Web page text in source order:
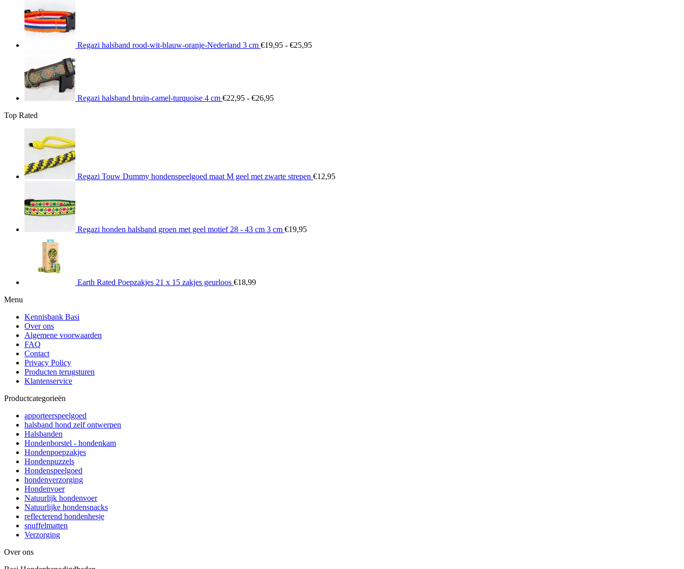
Regazi halsband rood-wit-blauw-oranje-Nederland 3 cm €19,95 - €25,95
Regazi halsband bruin-camel-turquoise 4 cm €22,95 - €26,95
Top Rated
Regazi Touw Dummy hondenspeelgoed maat M geel met zwarte strepen €12,95
Regazi honden halsband groen met geel motief 28 - 43 cm 3 cm €19,95
Earth Rated Poepzakjes 21 x 15 zakjes geurloos €18,99
Menu
Kennisbank Basi
Over ons
Algemene voorwaarden
FAQ
Contact
Privacy Policy
Producten terugsturen
Klantenservice
Productcategorieën
apporteerspeelgoed
halsband hond zelf ontwerpen
Halsbanden
Hondenborstel - hondenkam
Hondenpoepzakjes
Hondenpuzzels
Hondenspeelgoed
hondenverzorging
Hondenvoer
Natuurlijk hondenvoer
Natuurlijke hondensnacks
reflecterend hondenhesje
snuffelmatten
Verzorging
Over ons